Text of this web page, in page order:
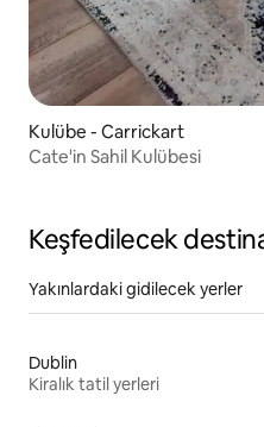
Kulübe - Carrickart
Cate'in Sahil Kulübesi
Keşfedilecek
Yakınlardaki gidilecek yerler
Dublin
Kiralık tatil yerleri